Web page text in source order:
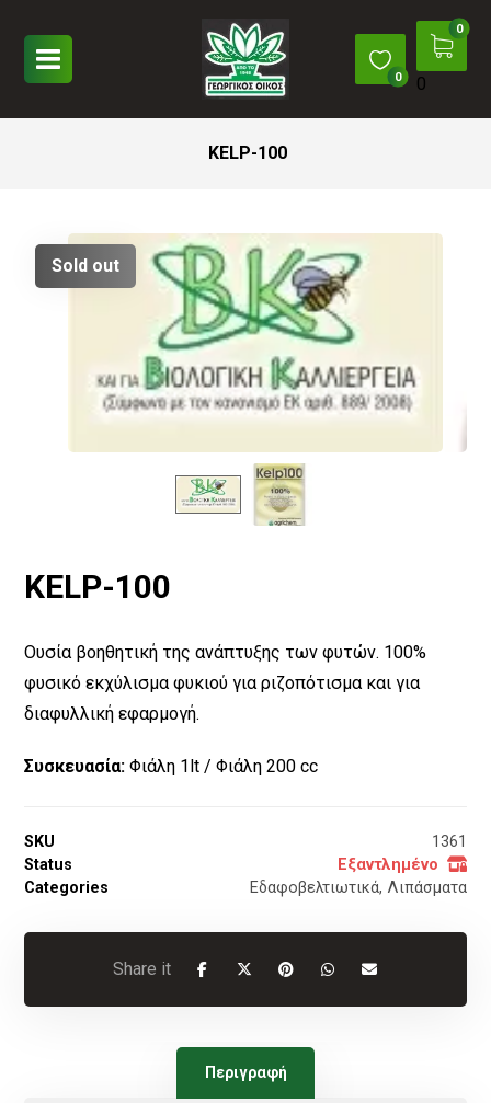
0
KELP-100
Sold out
KELP-100
Ουσία βοηθητική της ανάπτυξης των φυτών. 100%
φυσικό εκχύλισμα φυκιού για ριζοπότισμα και για
διαφυλλική εφαρμογή.
Συσκευασία: Φιάλη 1lt /Φιάλη 200 cc
SKU
1361
Status
Εξαντλημένο
Categories
Εδαφοβελτιωτικά, Λιπάσματα
Περιγραφή